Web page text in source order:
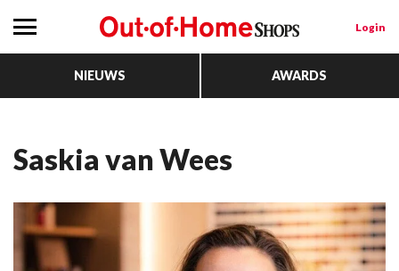
Login
NIEUWS AWARDS
Saskia van Wees